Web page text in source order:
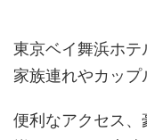
東京ベイ舞浜ホ
家族連れやカップ
便利なアクセス